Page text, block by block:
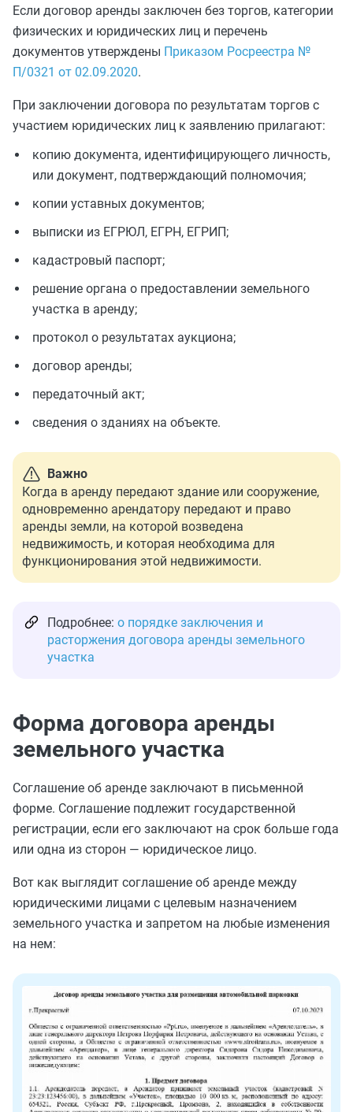
Если договор аренды заключен без торгов, категории
физических и юридических лиц и перечень
документов утверждены Приказом Росреестра №
П/0321 от 02.09.2020.
При заключении договора по результатам торгов с
участием юридических лиц к заявлению прилагают:
копию документа, идентифицирующего личность,
или документ, подтверждающий полномочия;
копии уставных документов;
выписки из ЕГРЮЛ, ЕГРН, ЕГРИП;
кадастровый паспорт;
решение органа о предоставлении земельного
участка в аренду;
протокол о результатах аукциона;
договор аренды;
передаточный акт;
сведения о зданиях на объекте.
Важно
Когда в аренду передают здание или сооружение,
одновременно арендатору передают и право
аренды земли, на которой возведена
недвижимость, и которая необходима для
функционирования этой недвижимости.
Подробнее: о порядке заключения и
расторжения договора аренды земельного
участка
Форма договора аренды
земельного участка
Соглашение об аренде заключают в письменной
форме. Соглашение подлежит государственной
регистрации, если его заключают на срок больше года
или одна из сторон — юридическое лицо.
Вот как выглядит соглашение об аренде между
юридическими лицами с целевым назначением
земельного участка и запретом на любые изменения
на нем: